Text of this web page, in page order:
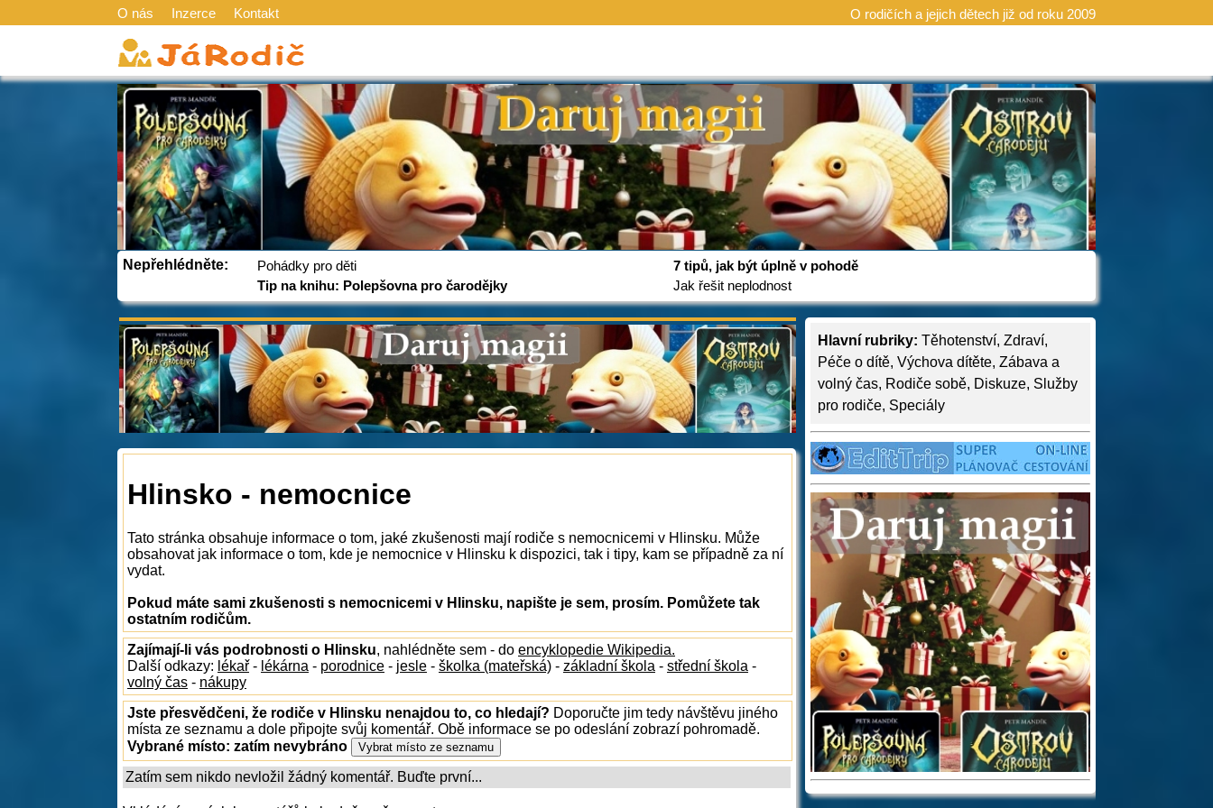
O nás Inzerce Kontakt O rodičích a jejich dětech již od roku 2009
Nepřehlédněte:
Pohádky pro děti
Tip na knihu: Polepšovna pro čarodějky
7 tipů, jak být úplně v pohodě
Jak řešit neplodnost
Hlavní rubriky: Těhotenství, Zdraví,
Péče o dítě, Výchova dítěte, Zábava a
volný čas, Rodiče sobě, Diskuze, Služby
pro rodiče, Speciály
Hlinsko - nemocnice
Tato stránka obsahuje informace o tom, jaké zkušenosti mají rodiče s nemocnicemi v Hlinsku. Může
obsahovat jak informace o tom, kde je nemocnice v Hlinsku k dispozici, tak i tipy, kam se případně za ní
vydat.
Pokud máte sami zkušenosti s nemocnicemi v Hlinsku, napište je sem, prosím. Pomůžete tak
ostatním rodičům.
Zajímají-li vás podrobnosti o Hlinsku, nahlédněte sem - do encyklopedie Wikipedia.
Další odkazy: lékař - lékárna - porodnice - jesle - školka (mateřská) - základní škola - střední škola -
volný čas - nákupy
Jste přesvědčeni, že rodiče v Hlinsku nenajdou to, co hledají? Doporučte jim tedy návštěvu jiného
místa ze seznamu a dole připojte svůj komentář. Obě informace se po odeslání zobrazí pohromadě.
Vybrané místo: zatím nevybráno
Zatím sem nikdo nevložil žádný komentář. Buďte první...